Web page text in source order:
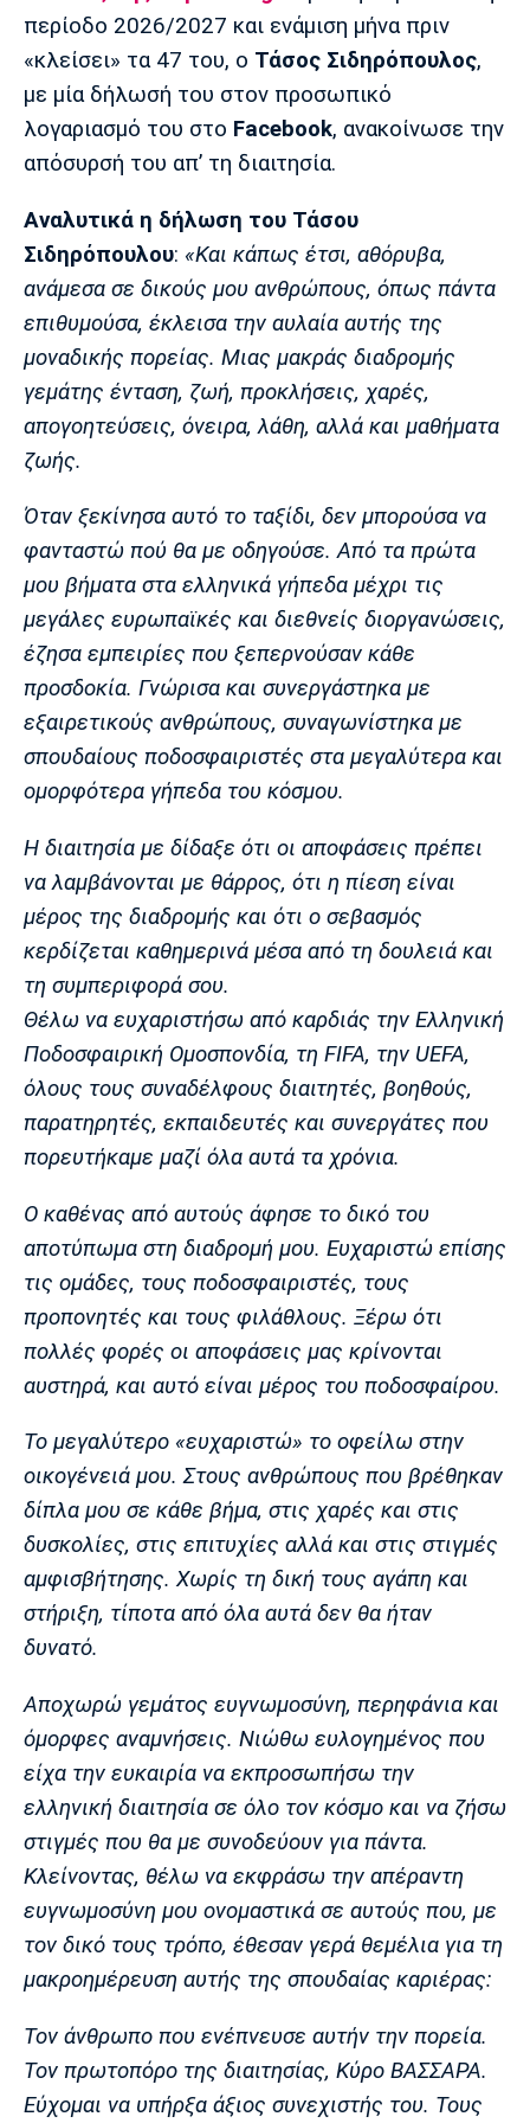
Πολιτισμός
Τραγούδια
Cine Spot
Running
Παρασκήνιο
Πρόγραμμα TV
Ιωνικός Κηφισιά Πανσερραϊκός
Μπαρτσελόνα
Ρεάλ
Μαδρίτης
Ατλέτικο
Μαδρίτης
Μάντσεστερ
Γιουνάιτεντ
Τσέλσι Άρσεναλ
Λίβερπουλ
Μάντσεστερ
Σίτι
Γιουβέντους
Ίντερ
Ντόρτμουντ
Ζερμέν
Μονακό
Ερυθρός
Τότεναμ
Πόρτο Μπενφίκα
περίοδο 2026/2027 και ενάμιση μήνα πριν
«κλείσει» τα 47 του, ο Τάσος Σιδηρόπουλος,
με μία δήλωσή του στον προσωπικό
λογαριασμό του στο Facebook, ανακοίνωσε την
απόσυρσή του απ’ τη διαιτησία.
Αναλυτικά η δήλωση του Τάσου
Σιδηρόπουλου: «Και κάπως έτσι, αθόρυβα,
ανάμεσα σε δικούς μου ανθρώπους, όπως πάντα
επιθυμούσα, έκλεισα την αυλαία αυτής της
μοναδικής πορείας. Μιας μακράς διαδρομής
γεμάτης ένταση, ζωή, προκλήσεις, χαρές,
απογοητεύσεις, όνειρα, λάθη, αλλά και μαθήματα
ζωής.
Όταν ξεκίνησα αυτό το ταξίδι, δεν μπορούσα να
φανταστώ πού θα με οδηγούσε. Από τα πρώτα
μου βήματα στα ελληνικά γήπεδα μέχρι τις
μεγάλες ευρωπαϊκές και διεθνείς διοργανώσεις,
έζησα εμπειρίες που ξεπερνούσαν κάθε
προσδοκία. Γνώρισα και συνεργάστηκα με
εξαιρετικούς ανθρώπους, συναγωνίστηκα με
σπουδαίους ποδοσφαιριστές στα μεγαλύτερα και
ομορφότερα γήπεδα του κόσμου.
Η διαιτησία με δίδαξε ότι οι αποφάσεις πρέπει
να λαμβάνονται με θάρρος, ότι η πίεση είναι
μέρος της διαδρομής και ότι ο σεβασμός
κερδίζεται καθημερινά μέσα από τη δουλειά και
τη συμπεριφορά σου.
Θέλω να ευχαριστήσω από καρδιάς την Ελληνική
Ποδοσφαιρική Ομοσπονδία, τη FIFA, την UEFA,
όλους τους συναδέλφους διαιτητές, βοηθούς,
παρατηρητές, εκπαιδευτές και συνεργάτες που
πορευτήκαμε μαζί όλα αυτά τα χρόνια.
Ο καθένας από αυτούς άφησε το δικό του
αποτύπωμα στη διαδρομή μου. Ευχαριστώ επίσης
τις ομάδες, τους ποδοσφαιριστές, τους
προπονητές και τους φιλάθλους. Ξέρω ότι
πολλές φορές οι αποφάσεις μας κρίνονται
αυστηρά, και αυτό είναι μέρος του ποδοσφαίρου.
Το μεγαλύτερο «ευχαριστώ» το οφείλω στην
οικογένειά μου. Στους ανθρώπους που βρέθηκαν
δίπλα μου σε κάθε βήμα, στις χαρές και στις
δυσκολίες, στις επιτυχίες αλλά και στις στιγμές
αμφισβήτησης. Χωρίς τη δική τους αγάπη και
στήριξη, τίποτα από όλα αυτά δεν θα ήταν
δυνατό.
Αποχωρώ γεμάτος ευγνωμοσύνη, περηφάνια και
όμορφες αναμνήσεις. Νιώθω ευλογημένος που
είχα την ευκαιρία να εκπροσωπήσω την
ελληνική διαιτησία σε όλο τον κόσμο και να ζήσω
στιγμές που θα με συνοδεύουν για πάντα.
Κλείνοντας, θέλω να εκφράσω την απέραντη
ευγνωμοσύνη μου ονομαστικά σε αυτούς που, με
τον δικό τους τρόπο, έθεσαν γερά θεμέλια για τη
μακροημέρευση αυτής της σπουδαίας καριέρας:
Τον άνθρωπο που ενέπνευσε αυτήν την πορεία.
Τον πρωτοπόρο της διαιτησίας, Κύρο ΒΑΣΣΑΡΑ.
Εύχομαι να υπήρξα άξιος συνεχιστής του. Τους